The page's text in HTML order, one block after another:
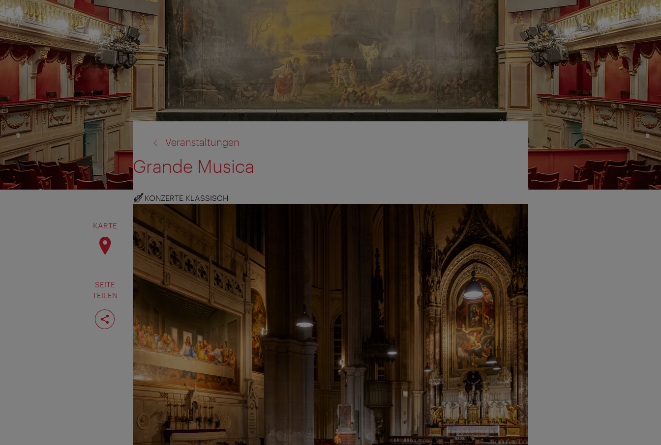
KARTE
SEITE
TEILEN
Seite
teilen
Veranstaltungen
Grande Musica
KONZERTE KLASSISCH